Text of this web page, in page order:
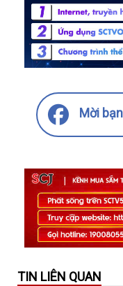
Mời
TIN LIÊN QUAN